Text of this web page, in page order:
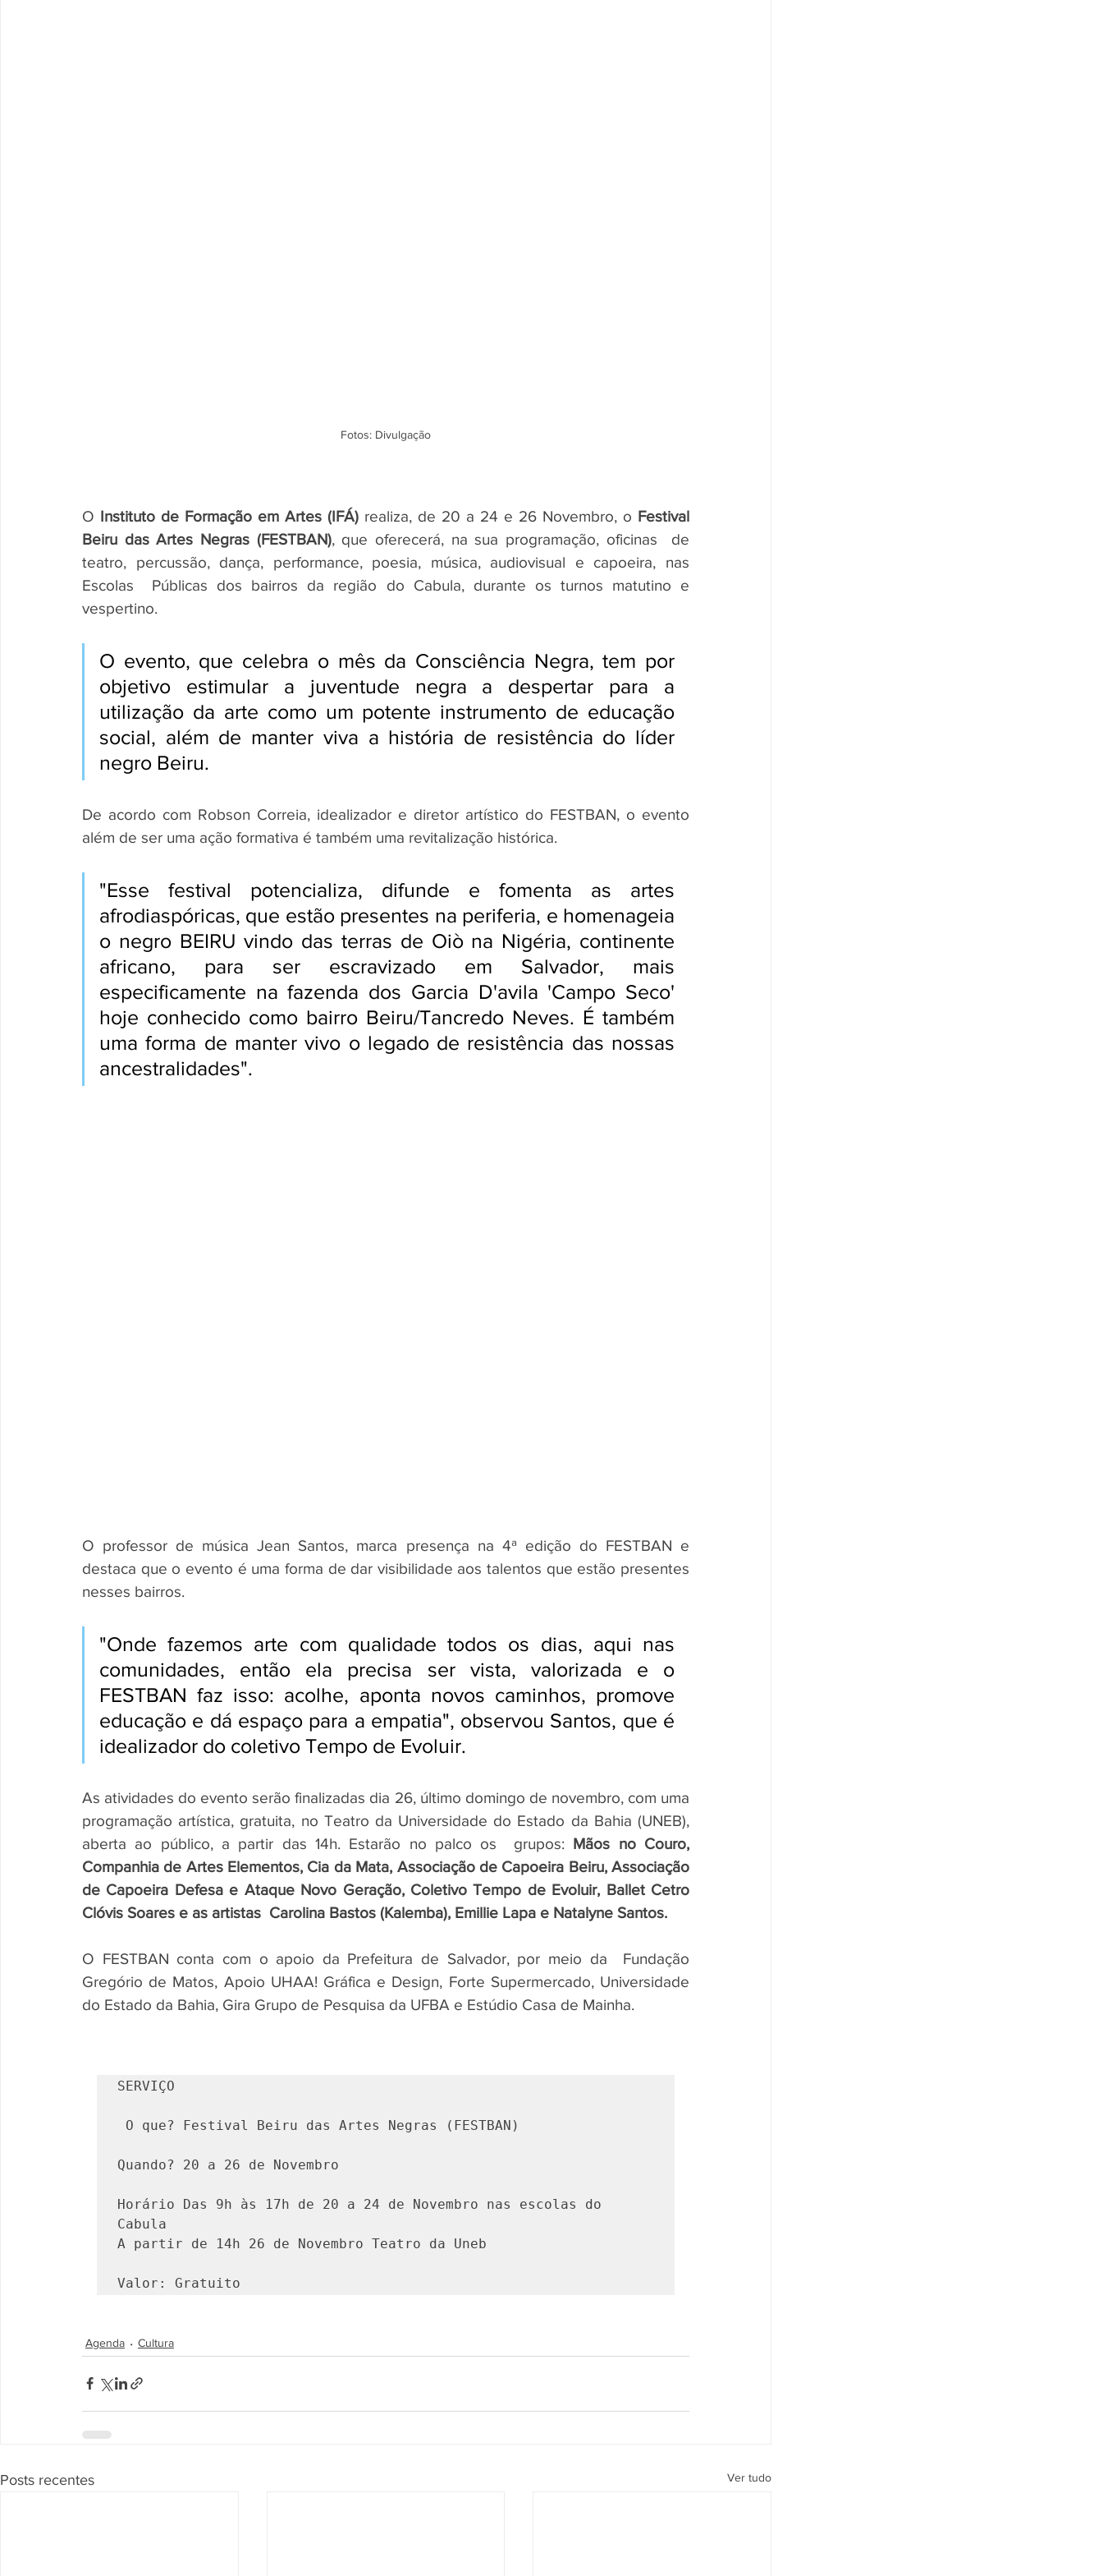
Fotos: Divulgação
O Instituto de Formação em Artes (IFÁ) realiza, de 20 a 24 e 26 Novembro, o Festival
Beiru das Artes Negras (FESTBAN), que oferecerá, na sua programação, oficinas  de
teatro, percussão, dança, performance, poesia, música, audiovisual e capoeira, nas
Escolas  Públicas dos bairros da região do Cabula, durante os turnos matutino e
vespertino.
O evento, que celebra o mês da Consciência Negra, tem por
objetivo estimular a juventude negra a despertar para a
utilização da arte como um potente instrumento de educação
social, além de manter viva a história de resistência do líder
negro Beiru.
De acordo com Robson Correia, idealizador e diretor artístico do FESTBAN, o evento
além de ser uma ação formativa é também uma revitalização histórica.
"Esse festival potencializa, difunde e fomenta as artes
afrodiaspóricas, que estão presentes na periferia, e homenageia
o negro BEIRU vindo das terras de Oiò na Nigéria, continente
africano, para ser escravizado em Salvador, mais
especificamente na fazenda dos Garcia D'avila 'Campo Seco'
hoje conhecido como bairro Beiru/Tancredo Neves. É também
uma forma de manter vivo o legado de resistência das nossas
ancestralidades".
O professor de música Jean Santos, marca presença na 4ª edição do FESTBAN e
destaca que o evento é uma forma de dar visibilidade aos talentos que estão presentes
nesses bairros.
"Onde fazemos arte com qualidade todos os dias, aqui nas
comunidades, então ela precisa ser vista, valorizada e o
FESTBAN faz isso: acolhe, aponta novos caminhos, promove
educação e dá espaço para a empatia", observou Santos, que é
idealizador do coletivo Tempo de Evoluir.
As atividades do evento serão finalizadas dia 26, último domingo de novembro, com uma
programação artística, gratuita, no Teatro da Universidade do Estado da Bahia (UNEB),
aberta ao público, a partir das 14h. Estarão no palco os  grupos: Mãos no Couro,
Companhia de Artes Elementos, Cia da Mata, Associação de Capoeira Beiru, Associação
de Capoeira Defesa e Ataque Novo Geração, Coletivo Tempo de Evoluir, Ballet Cetro
Clóvis Soares e as artistas  Carolina Bastos (Kalemba), Emillie Lapa e Natalyne Santos.
O FESTBAN conta com o apoio da Prefeitura de Salvador, por meio da  Fundação
Gregório de Matos, Apoio UHAA! Gráfica e Design, Forte Supermercado, Universidade
do Estado da Bahia, Gira Grupo de Pesquisa da UFBA e Estúdio Casa de Mainha.
SERVIÇO
O que? Festival Beiru das Artes Negras (FESTBAN)
Quando? 20 a 26 de Novembro
Horário Das 9h às 17h de 20 a 24 de Novembro nas escolas do
Cabula
A partir de 14h 26 de Novembro Teatro da Uneb
Valor: Gratuito
Agenda Cultura
Posts recentes Ver tudo